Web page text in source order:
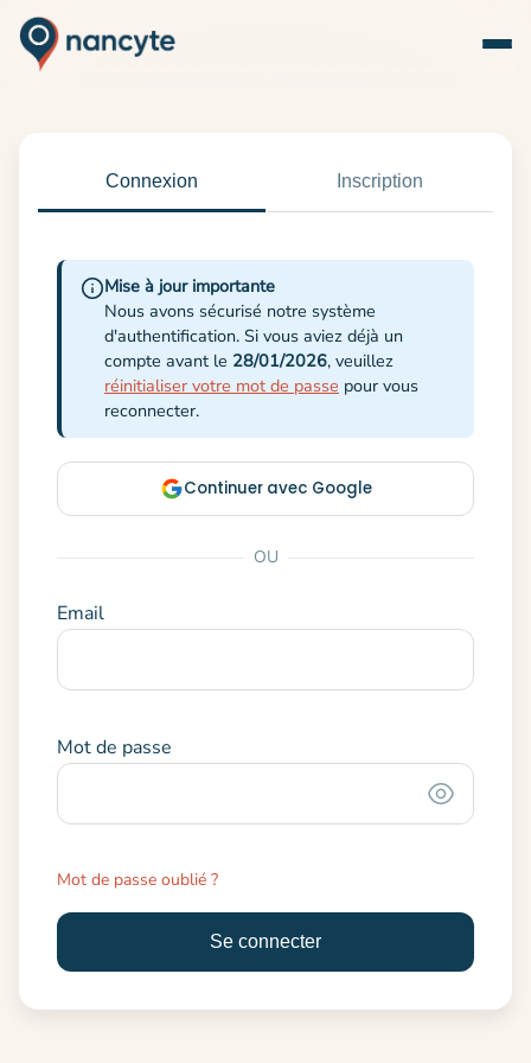
Connexion Inscription
Mise à jour importante
Nous avons sécurisé notre système
d'authentification. Si vous aviez déjà un
compte avant le 28/01/2026, veuillez
réinitialiser votre mot de passe pour vous
reconnecter.
Continuer avec Google
OU
Email
Mot de passe
Mot de passe oublié ?
Se connecter